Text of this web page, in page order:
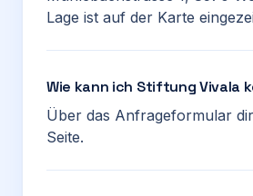
Lage ist auf der Karte
Wie kann ich Stiftung Vivala
Über das Anfrageformular
Seite.